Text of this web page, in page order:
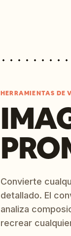
HERRAMIENTAS DE
Convierte
detallado. El
analiza
recrear